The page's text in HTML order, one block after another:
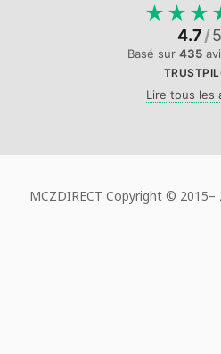
★ ★ ★
4.7/5
Basé sur 435
Lire tous les
MCZDIRECT Copyright © 2015–